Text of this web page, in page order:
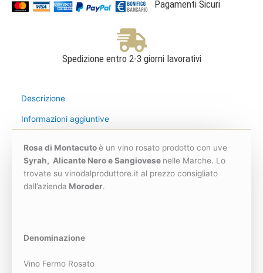
Pagamenti Sicuri
Spedizione entro 2-3 giorni lavorativi
Descrizione
Informazioni aggiuntive
Rosa di Montacutoè un vino rosato prodotto con uve
Syrah, Alicante Nero e Sangiovese nelle Marche. Lo
trovate su vinodalproduttore.it al prezzo consigliato
dall’azienda Moroder.
Denominazione
Vino Fermo Rosato